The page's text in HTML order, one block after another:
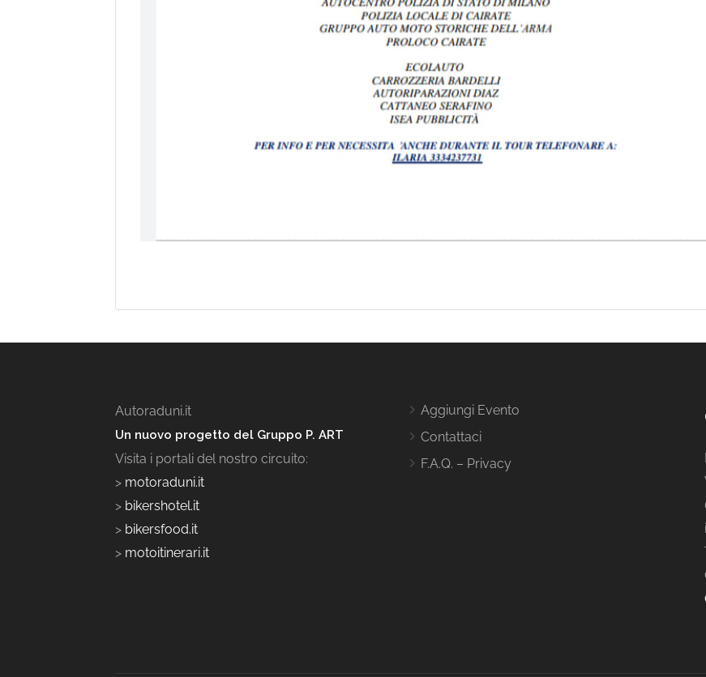
Autoraduni.it
Un nuovo progetto del Gruppo P. ART
Visita i portali del nostro circuito:
> motoraduni.it
> bikershotel.it
> bikersfood.it
> motoitinerari.it
Aggiungi Evento
Contattaci
F.A.Q. – Privacy